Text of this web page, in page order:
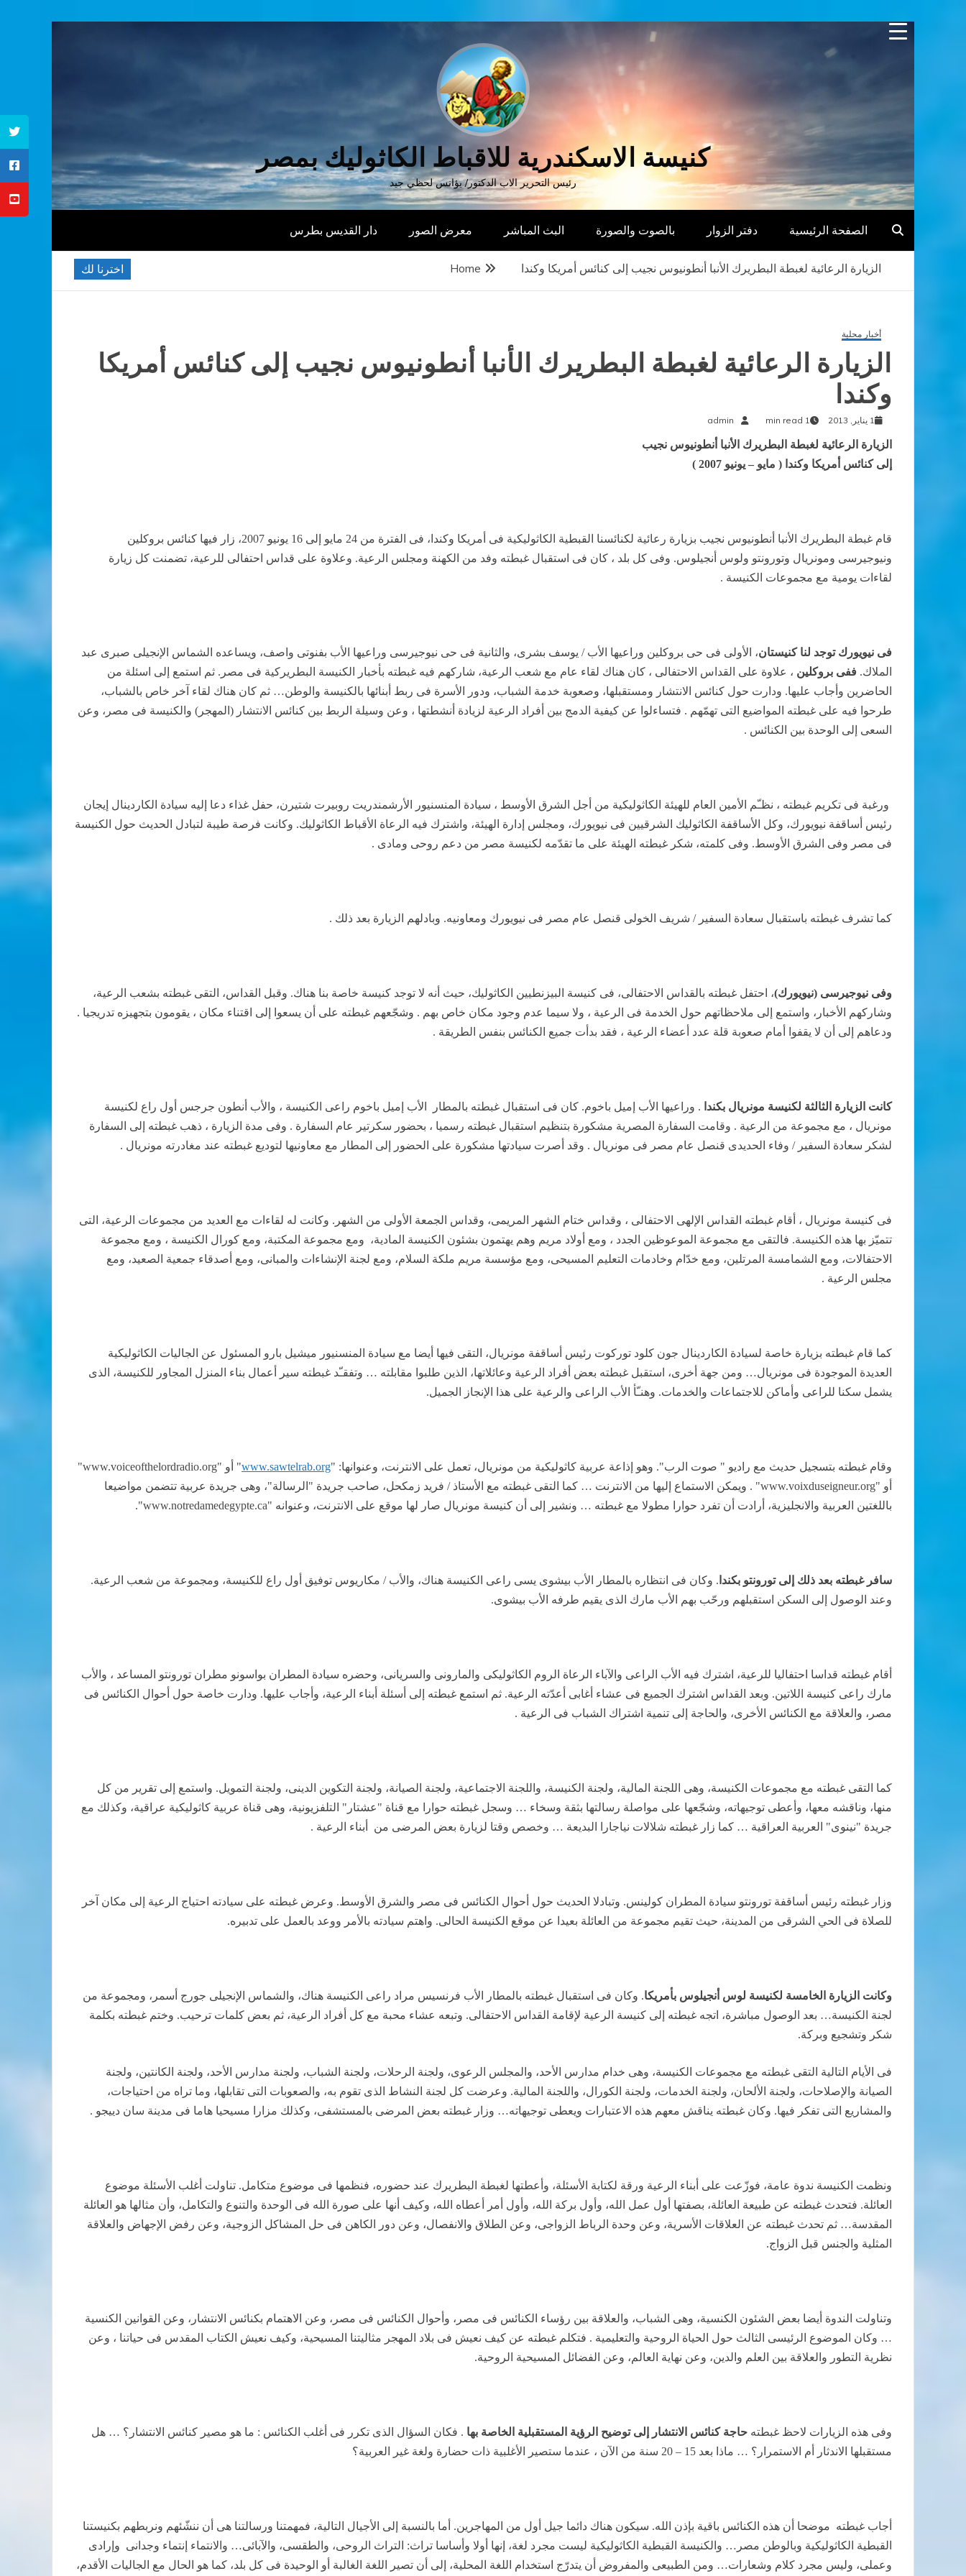
Skip
كنيسة الاسكندرية للاقباط الكاثوليك بمصر
رئيس التحرير الاب الدكتور/ يؤانس لحظي جيد
الصفحة الرئيسية دفتر الزوار بالصوت والصورة البث المباشر معرض الصور دار القديس بطرس
اخترنا لك Home الزيارة الرعائية لغبطة البطريرك الأنبا أنطونيوس نجيب إلى كنائس أمريكا وكندا
أخبار محلية
الزيارة الرعائية لغبطة البطريرك الأنبا أنطونيوس نجيب إلى كنائس أمريكا
وكندا
1 يناير, 2013 1 min read
admin
الزيارة الرعائية لغبطة البطريرك الأنبا أنطونيوس نجيب
إلى كنائس أمريكا وكندا ( مايو – يونيو 2007 )
قام غبطة البطريرك الأنبا أنطونيوس نجيب
بزيارة رعائية لكنائسنا القبطية الكاثوليكية فى أمريكا وكندا، فى الفترة من 24 مايو إلى 16 يونيو 2007، زار فيها كنائس بروكلين
ونيوجيرسى ومونريال وتورونتو ولوس أنجيلوس. وفى كل بلد ، كان فى استقبال غبطته وفد من الكهنة ومجلس الرعية. وعلاوة على قداس احتفالى للرعية، تضمنت كل زيارة
لقاءات يومية مع مجموعات الكنيسة .
فى نيويورك توجد لنا كنيستان، الأولى فى حى بروكلين وراعيها الأب / يوسف بشرى، والثانية فى حى نيوجيرسى وراعيها الأب بفنوتى واصف، ويساعده الشماس الإنجيلى صبرى عبد
الملاك. ففى بروكلين ، علاوة على القداس الاحتفالى ، كان هناك لقاء عام مع شعب الرعية، شاركهم فيه غبطته بأخبار الكنيسة البطريركية فى مصر. ثم استمع إلى اسئلة من
الحاضرين وأجاب عليها. ودارت حول كنائس الانتشار ومستقبلها، وصعوبة خدمة الشباب، ودور الأسرة فى ربط أبنائها بالكنيسة والوطن… ثم كان هناك لقاء آخر خاص بالشباب،
طرحوا فيه على غبطته المواضيع التى تهمّهم . فتساءلوا عن كيفية الدمج بين أفراد الرعية لزيادة أنشطتها ، وعن وسيلة الربط بين كنائس الانتشار (المهجر) والكنيسة فى مصر، وعن
السعى إلى الوحدة بين الكنائس .
ورغبة فى تكريم غبطته ، نظـّم الأمين العام للهيئة الكاثوليكية من أجل الشرق الأوسط ، سيادة المنسنيور الأرشمندريت روبيرت شتيرن، حفل غذاء دعا إليه سيادة الكاردينال إيجان
رئيس أساقفة نيويورك، وكل الأساقفة الكاثوليك الشرقيين فى نيويورك، ومجلس إدارة الهيئة، واشترك فيه الرعاة الأقباط الكاثوليك. وكانت فرصة طيبة لتبادل الحديث حول الكنيسة
فى مصر وفى الشرق الأوسط. وفى كلمته، شكر غبطته الهيئة على ما تقدّمه لكنيسة مصر من دعم روحى ومادى .
كما تشرف غبطته باستقبال سعادة السفير / شريف الخولى قنصل عام مصر فى نيويورك ومعاونيه. وبادلهم الزيارة بعد ذلك .
وفى نيوجيرسى (نيويورك)، احتفل غبطته بالقداس الاحتفالى، فى كنيسة البيزنطيين الكاثوليك، حيث أنه لا توجد كنيسة خاصة بنا هناك. وقبل القداس، التقى غبطته بشعب الرعية،
وشاركهم الأخبار، واستمع إلى ملاحظاتهم حول الخدمة فى الرعية ، ولا سيما عدم وجود مكان خاص بهم . وشجّعهم غبطته على أن يسعوا إلى اقتناء مكان ، يقومون بتجهيزه تدريجيا .
ودعاهم إلى أن لا يقفوا أمام صعوبة قلة عدد أعضاء الرعية ، فقد بدأت جميع الكنائس بنفس الطريقة .
كانت الزيارة الثالثة لكنيسة مونريال بكندا . وراعيها الأب إميل باخوم. كان فى استقبال غبطته بالمطار
الأب إميل باخوم راعى الكنيسة ، والأب أنطون جرجس أول راع لكنيسة
مونريال ، مع مجموعة من الرعية . وقامت السفارة المصرية مشكورة بتنظيم استقبال غبطته رسميا ، بحضور سكرتير عام السفارة . وفى مدة الزيارة ، ذهب غبطته إلى السفارة
لشكر سعادة السفير / وفاء الحديدى قنصل عام مصر فى مونريال . وقد أصرت سيادتها مشكورة على الحضور إلى المطار مع معاونيها لتوديع غبطته عند مغادرته مونريال .
فى كنيسة مونريال ، أقام غبطته القداس الإلهى الاحتفالى ، وقداس ختام الشهر المريمى، وقداس الجمعة الأولى من الشهر. وكانت له لقاءات مع العديد من مجموعات الرعية، التى
تتميّز بها هذه الكنيسة. فالتقى مع مجموعة الموعوظين الجدد ، ومع أولاد مريم وهم يهتمون بشئون الكنيسة المادية، ومع مجموعة المكتبة، ومع كورال الكنيسة ، ومع مجموعة
الاحتفالات، ومع الشمامسة المرتلين، ومع خدّام وخادمات التعليم المسيحى، ومع مؤسسة مريم ملكة السلام، ومع لجنة الإنشاءات والمبانى، ومع أصدقاء جمعية الصعيد، ومع
مجلس الرعية .
كما قام غبطته بزيارة خاصة لسيادة الكاردينال جون كلود توركوت رئيس أساقفة مونريال، التقى فيها أيضا مع سيادة المنسنيور ميشيل بارو المسئول عن الجاليات الكاثوليكية
العديدة الموجودة فى مونريال… ومن جهة أخرى، استقبل غبطته بعض أفراد الرعية وعائلاتها، الذين طلبوا مقابلته … وتفقـّد غبطته سير أعمال بناء المنزل المجاور للكنيسة، الذى
يشمل سكنا للراعى وأماكن للاجتماعات والخدمات. وهنـّأ الأب الراعى والرعية على هذا الإنجاز الجميل.
وقام غبطته بتسجيل حديث مع راديو " صوت الرب". وهو إذاعة عربية كاثوليكية من مونريال، تعمل على الانترنت، وعنوانها: "www.sawtelrab.org" أو "www.voiceofthelordradio.org
"
أو "www.voixduseigneur.org" . ويمكن الاستماع إليها من الانترنت … كما التقى غبطته مع الأستاذ / فريد زمكحل، صاحب جريدة "الرسالة"، وهى جريدة عربية تتضمن مواضيعا
باللغتين العربية والانجليزية، أرادت أن تفرد حوارا مطولا مع غبطته … ونشير إلى أن كنيسة مونريال صار لها موقع على الانترنت، وعنوانه "www.notredamedegypte.ca
".
سافر غبطته بعد ذلك إلى تورونتو بكندا . وكان فى انتظاره بالمطار الأب بيشوى يسى راعى الكنيسة هناك، والأب / مكاريوس توفيق أول راع للكنيسة، ومجموعة من شعب الرعية.
وعند الوصول إلى السكن استقبلهم ورحّب بهم الأب مارك الذى يقيم طرفه الأب بيشوى.
أقام غبطته قداسا احتفاليا للرعية، اشترك فيه الأب الراعى والآباء الرعاة الروم الكاثوليكى والمارونى والسريانى، وحضره سيادة المطران بواسونو مطران تورونتو المساعد ، والأب
مارك راعى كنيسة اللاتين. وبعد القداس اشترك الجميع فى عشاء أغابى أعدّته الرعية. ثم استمع غبطته إلى أسئلة أبناء الرعية، وأجاب عليها. ودارت خاصة حول أحوال الكنائس فى
مصر، والعلاقة مع الكنائس الأخرى، والحاجة إلى تنمية اشتراك الشباب فى الرعية .
كما التقى غبطته مع مجموعات الكنيسة، وهى اللجنة المالية، ولجنة الكنيسة، واللجنة الاجتماعية، ولجنة الصيانة، ولجنة التكوين الدينى، ولجنة التمويل. واستمع إلى تقرير من كل
منها، وناقشه معها، وأعطى توجيهاته، وشجّعها على مواصلة رسالتها بثقة وسخاء … وسجل غبطته حوارا مع قناة "عشتار" التلفزيونية، وهى قناة عربية كاثوليكية عراقية، وكذلك مع
جريدة "نينوى" العربية العراقية … كما زار غبطته شلالات نياجارا البديعة … وخصص وقتا لزيارة بعض المرضى من
أبناء الرعية .
وزار غبطته رئيس أساقفة تورونتو سيادة المطران كولينس. وتبادلا الحديث حول أحوال الكنائس فى مصر والشرق الأوسط. وعرض غبطته على سيادته احتياج الرعية إلى مكان آخر
للصلاة فى الحي الشرقى من المدينة، حيث تقيم مجموعة من العائلة بعيدا عن موقع الكنيسة الحالى. واهتم سيادته بالأمر ووعد بالعمل على تدبيره.
وكانت الزيارة الخامسة لكنيسة لوس أنجيلوس بأمريكا. وكان فى استقبال غبطته بالمطار الأب فرنسيس مراد راعى الكنيسة هناك، والشماس الإنجيلى جورج أسمر، ومجموعة من
لجنة الكنيسة… بعد الوصول مباشرة، اتجه غبطته إلى كنيسة الرعية لإقامة القداس الاحتفالى. وتبعه عشاء محبة مع كل أفراد الرعية، ثم بعض كلمات ترحيب. وختم غبطته بكلمة
شكر وتشجيع وبركة.
فى الأيام التالية التقى غبطته مع مجموعات الكنيسة، وهى خدام مدارس الأحد، والمجلس الرعوى، ولجنة الرحلات، ولجنة الشباب، ولجنة مدارس الأحد، ولجنة الكانتين، ولجنة
الصيانة والإصلاحات، ولجنة الألحان، ولجنة الخدمات، ولجنة الكورال، واللجنة المالية. وعرضت كل لجنة النشاط الذى تقوم به، والصعوبات التى تقابلها، وما تراه من احتياجات،
والمشاريع التى تفكر فيها. وكان غبطته يناقش معهم هذه الاعتبارات ويعطى توجيهاته… وزار غبطته بعض المرضى بالمستشفى، وكذلك مزارا مسيحيا هاما فى مدينة سان دييجو .
ونظمت الكنيسة ندوة عامة، فوزّعت على أبناء الرعية ورقة لكتابة الأسئلة، وأعطتها لغبطة البطريرك عند حضوره، فنظمها فى موضوع متكامل. تناولت أغلب الأسئلة موضوع
العائلة. فتحدث غبطته عن طبيعة العائلة، بصفتها أول عمل الله، وأول بركة الله، وأول أمر أعطاه الله، وكيف أنها على صورة الله فى الوحدة والتنوع والتكامل، وأن مثالها هو العائلة
المقدسة… ثم تحدث غبطته عن العلاقات الأسرية، وعن وحدة الرباط الزواجى، وعن الطلاق والانفصال، وعن دور الكاهن فى حل المشاكل الزوجية، وعن رفض الإجهاض والعلاقة
المثلية والجنس قبل الزواج.
وتناولت الندوة أيضا بعض الشئون الكنسية، وهى الشباب، والعلاقة بين رؤساء الكنائس فى مصر، وأحوال الكنائس فى مصر، وعن الاهتمام بكنائس الانتشار، وعن القوانين الكنسية
… وكان الموضوع الرئيسى الثالث حول الحياة الروحية والتعليمية . فتكلم غبطته عن كيف نعيش فى بلاد المهجر مثاليتنا المسيحية، وكيف نعيش الكتاب المقدس فى حياتنا ، وعن
نظرية التطور والعلاقة بين العلم والدين، وعن نهاية العالم، وعن الفضائل المسيحية الروحية.
وفى هذه الزيارات لاحظ غبطته حاجة كنائس الانتشار إلى توضيح الرؤية المستقبلية الخاصة بها . فكان السؤال الذى تكرر فى أغلب الكنائس : ما هو مصير كنائس الانتشار؟ … هل
مستقبلها الاندثار أم الاستمرار؟ … ماذا بعد 15 – 20 سنة من الآن ، عندما ستصير الأغلبية ذات حضارة ولغة غير العربية؟
أجاب غبطته موضحا أن هذه الكنائس باقية بإذن الله. سيكون هناك دائما جيل أول من المهاجرين. أما بالنسبة إلى الأجيال التالية، فمهمتنا ورسالتنا هى أن ننشّئهم ونربطهم بكنيستنا
القبطية الكاثوليكية وبالوطن مصر… والكنيسة القبطية الكاثوليكية ليست مجرد لغة، إنها أولا وأساسا تراث: التراث الروحى، والطقسى، والآبائى… والانتماء إنتماء وجدانى وإرادى
وعملى، وليس مجرد كلام وشعارات… ومن الطبيعى والمفروض أن يتدرّج استخدام اللغة المحلية، إلى أن تصير اللغة الغالبة أو الوحيدة فى كل بلد، كما هو الحال مع الجاليات الأقدم،